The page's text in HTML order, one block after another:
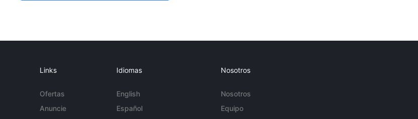
Links
Ofertas
Anuncie
Idiomas
English
Español
Nosotros
Nosotros
Equipo